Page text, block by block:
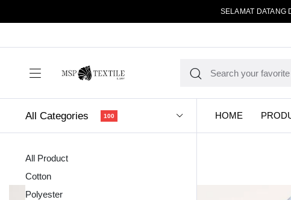
SELAMAT DATANG
All Categories 100
All Product
Cotton
Polyester
HOME